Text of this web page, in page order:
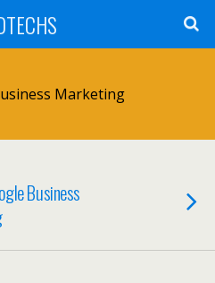
Marketing
Business